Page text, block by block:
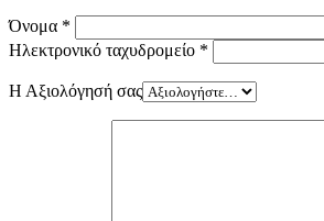
Όνομα *
Ηλεκτρονικό ταχυδρομείο *
Η Αξιολόγησή σας